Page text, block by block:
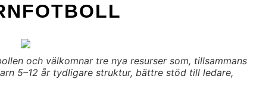
och välkomnar tre nya resurser som, tillsammans
5–12 år tydligare struktur, bättre stöd till ledare,